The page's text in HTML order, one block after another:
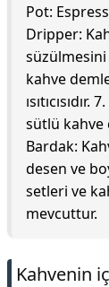
Pot:
Dripper:
kahve
sütlü kahve
Bardak:
desen ve
setleri ve
mevcuttur.
Kahvenin